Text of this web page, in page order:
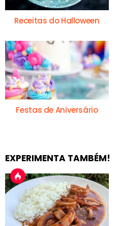
Receitas do Halloween
Festas de Aniversário
EXPERIMENTA TAMBÉM!